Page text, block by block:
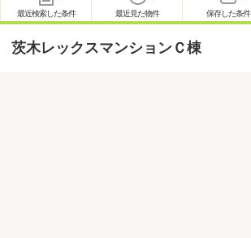
最近検索した条件 最近見た物件 保存した条件
茨木レックスマンションＣ棟